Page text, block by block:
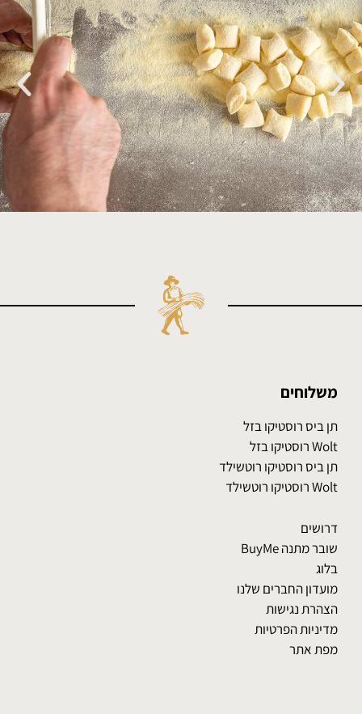
משלוחים
תן ביס רוסטיקו בזל
Wolt רוסטיקו בזל
תן ביס רוסטיקו רוטשילד
Wolt רוסטיקו רוטשילד
דרושים
שובר מתנה BuyMe
בלוג
מועדון החברים שלנו
הצהרת נגישות
מדיניות הפרטיות
מפת אתר